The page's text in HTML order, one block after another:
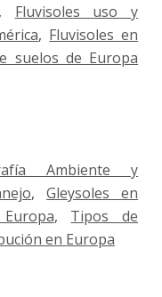
, Fluvisoles uso y
, Fluvisoles en
suelos de Europa
Ambiente y
,Gleysoles en
, Tipos de
en Europa